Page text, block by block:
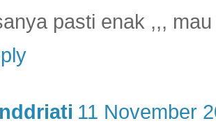
pasti enak ,,,
11 November